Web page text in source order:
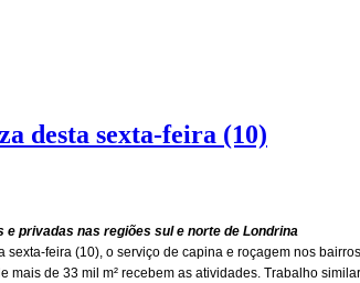
desta sexta-feira (10)
privadas nas regiões sul e norte de Londrina
feira (10), o serviço de capina e roçagem nos
de 33 mil m² recebem as atividades. Trabalho